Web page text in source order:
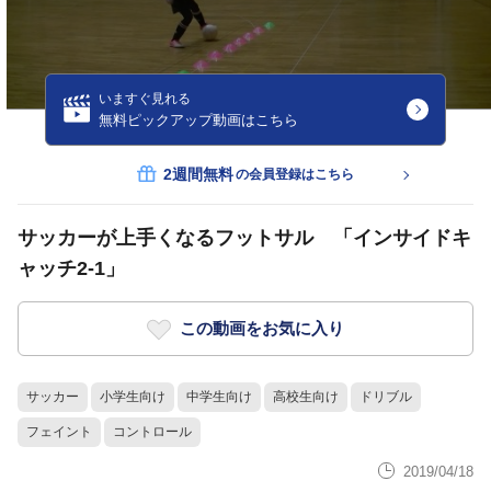
いますぐ見れる
無料ピックアップ動画はこちら
2週間無料の会員登録はこちら
サッカーが上手くなるフットサル 「インサイドキ
ャッチ2-1」
この動画をお気に入り
サッカー 小学生向け 中学生向け 高校生向け ドリブル
フェイント コントロール
2019/04/18